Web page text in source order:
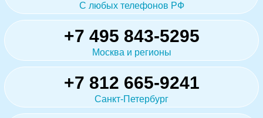
С любых телефонов РФ
+7 495 843-5295
Москва и регионы
+7 812 665-9241
Санкт-Петербург